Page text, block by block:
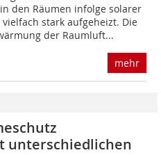
den Räumen infolge solarer
stark aufgeheizt. Die
der Raumluft...
mehr
unterschiedlichen